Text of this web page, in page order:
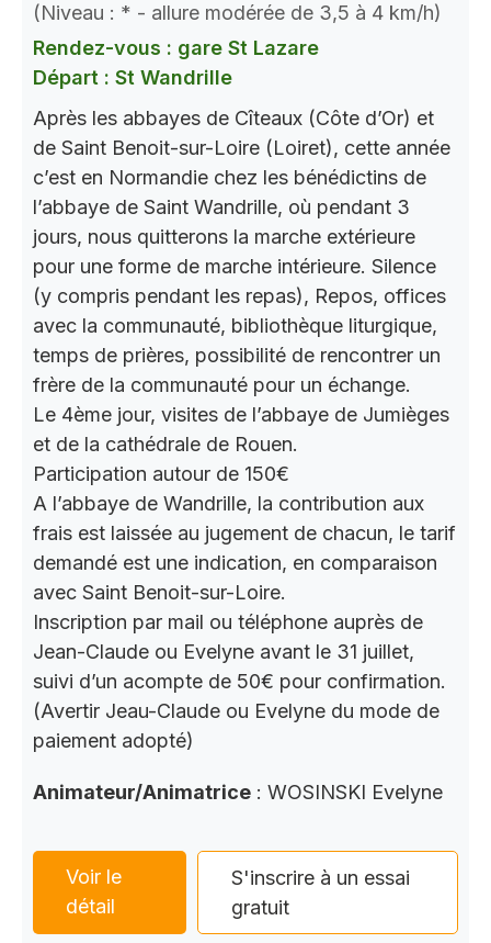
(Niveau : * - allure modérée de 3,5 à 4 km/h)
Rendez-vous : gare St Lazare
Départ : St Wandrille
Après les abbayes de Cîteaux (Côte d’Or) et
de Saint Benoit-sur-Loire (Loiret), cette année
c’est en Normandie chez les bénédictins de
l’abbaye de Saint Wandrille, où pendant 3
jours, nous quitterons la marche extérieure
pour une forme de marche intérieure. Silence
(y compris pendant les repas), Repos, offices
avec la communauté, bibliothèque liturgique,
temps de prières, possibilité de rencontrer un
frère de la communauté pour un échange.
Le 4ème jour, visites de l’abbaye de Jumièges
et de la cathédrale de Rouen.
Participation autour de 150€
A l’abbaye de Wandrille, la contribution aux
frais est laissée au jugement de chacun, le tarif
demandé est une indication, en comparaison
avec Saint Benoit-sur-Loire.
Inscription par mail ou téléphone auprès de
Jean-Claude ou Evelyne avant le 31 juillet,
suivi d’un acompte de 50€ pour confirmation.
(Avertir Jeau-Claude ou Evelyne du mode de
paiement adopté)
Animateur/Animatrice : WOSINSKI Evelyne
Voir le
détail
S'inscrire à un essai
gratuit